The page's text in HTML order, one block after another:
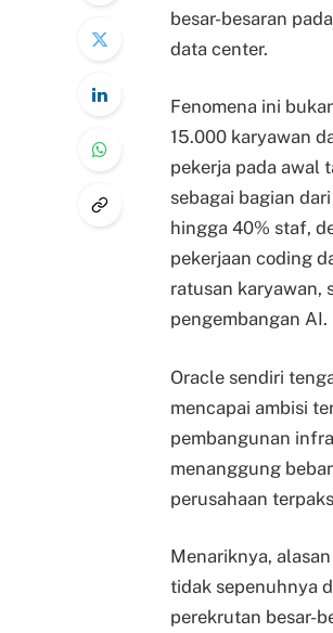
besar-besaran
data center.
Fenomena ini
15.000 karyawan
pekerja pada awal
sebagai bagian
hingga 40% staf,
pekerjaan coding
ratusan karyawan,
pengembangan AI.
Oracle sendiri
mencapai ambisi
pembangunan
menanggung
perusahaan
Menariknya,
tidak sepenuhnya
perekrutan besar-